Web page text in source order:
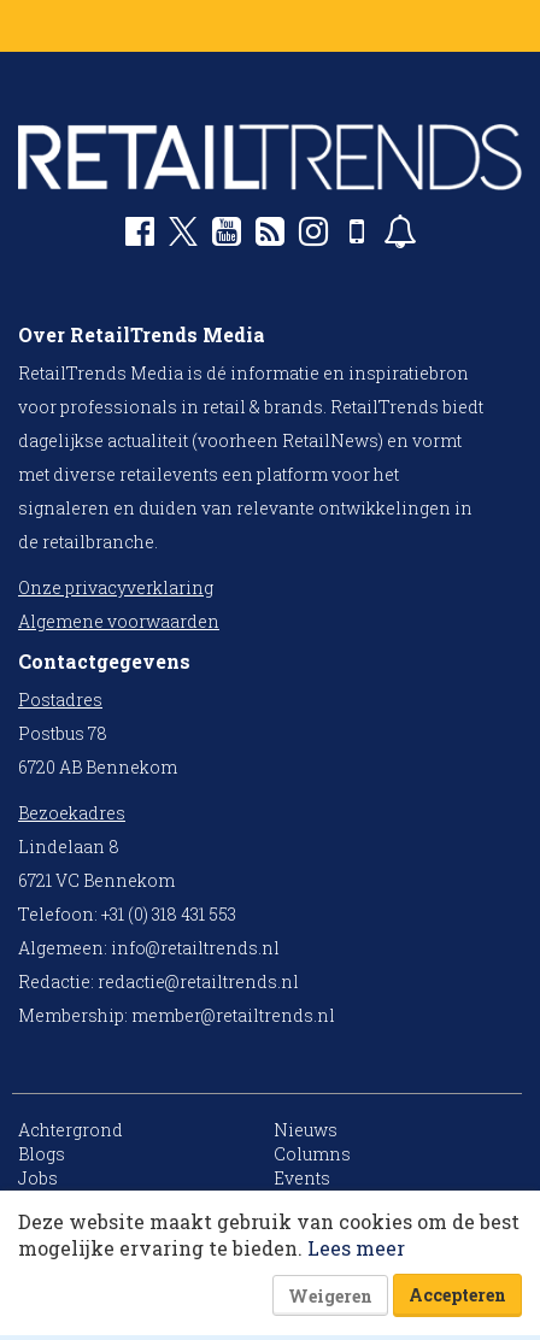
Over RetailTrends Media
RetailTrends Media is dé informatie en inspiratiebron
voor professionals in retail & brands. RetailTrends biedt
dagelijkse actualiteit (voorheen RetailNews) en vormt
met diverse retailevents een platform voor het
signaleren en duiden van relevante ontwikkelingen in
de retailbranche.
Onze privacyverklaring
Algemene voorwaarden
Contactgegevens
Postadres
Postbus 78
6720 AB Bennekom
Bezoekadres
Lindelaan 8
6721 VC Bennekom
Telefoon: +31 (0) 318 431 553
Algemeen: info@retailtrends.nl
Redactie: redactie@retailtrends.nl
Membership: member@retailtrends.nl
Achtergrond
Nieuws
Blogs
Columns
Jobs
Events
Archief
Sitemap
Website is powered by
Deze website maakt gebruik van cookies om de best
mogelijke ervaring te bieden. Lees meer
Weigeren Accepteren
10 collega’s
Korting op events